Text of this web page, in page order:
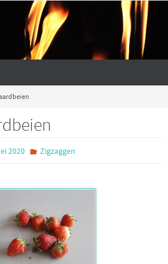
2020 Zigzaggen